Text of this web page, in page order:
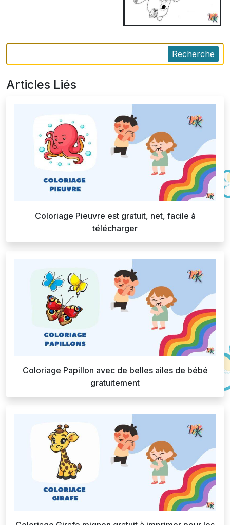
Recherche
Articles Liés
Coloriage Pieuvre est gratuit, net, facile à
télécharger
Coloriage Papillon avec de belles ailes de bébé
gratuitement